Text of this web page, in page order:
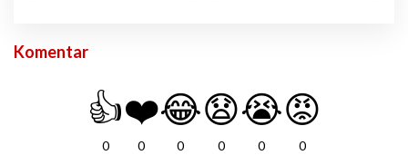
Komentar
👍
0
❤️
0
😂
0
😧
0
😭
0
😡
0